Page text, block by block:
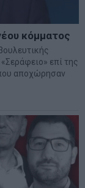
κόμματος
επί της
αποχώρησαν